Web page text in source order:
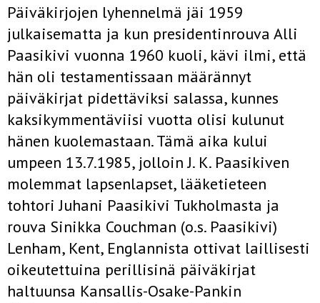
Päiväkirjojen lyhennelmä jäi 1959
julkaisematta ja kun presidentinrouva Alli
Paasikivi vuonna 1960 kuoli, kävi ilmi, että
hän oli testamentissaan määrännyt
päiväkirjat pidettäviksi salassa, kunnes
kaksikymmentäviisi vuotta olisi kulunut
hänen kuolemastaan. Tämä aika kului
umpeen 13.7.1985, jolloin J. K. Paasikiven
molemmat lapsenlapset, lääketieteen
tohtori Juhani Paasikivi Tukholmasta ja
rouva Sinikka Couchman (o.s. Paasikivi)
Lenham, Kent, Englannista ottivat laillisesti
oikeutettuina perillisinä päiväkirjat
haltuunsa Kansallis-Osake-Pankin